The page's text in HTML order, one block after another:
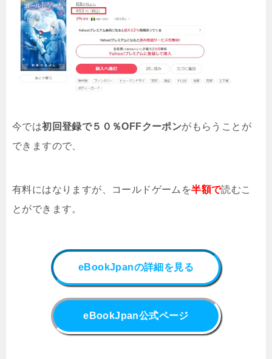
今では初回登録で５０％OFFクーポンがもらうことが
できますので、
有料にはなりますが、 コールドゲーム を半額で読むこ
とができます。
eBookJpanの詳細を見る
eBookJpan公式ページ